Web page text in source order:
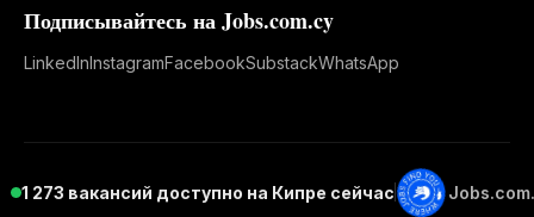
Подписывайтесь на Jobs.com.cy
LinkedInInstagramFacebookSubstackWhatsApp
1 273 вакансий доступно на Кипре сейчас